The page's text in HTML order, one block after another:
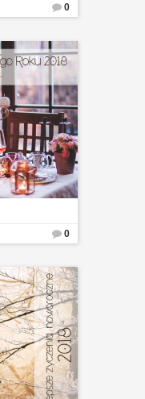
0
0